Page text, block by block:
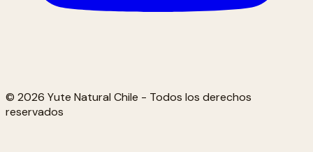
© 2026 Yute Natural Chile - Todos los derechos
reservados